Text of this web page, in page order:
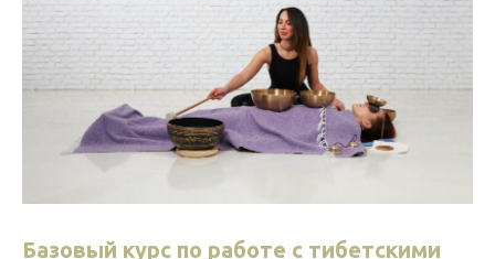
Базовый курс по работе с тибетскими